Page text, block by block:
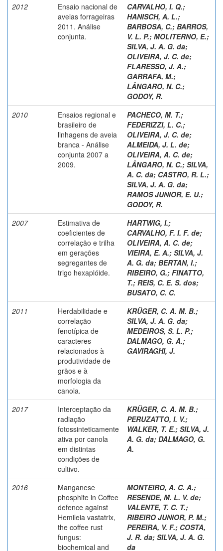
2012
Ensaio nacional de
aveias forrageiras
2011. Análise
conjunta.
CARVALHO, I. Q.;
HANISCH, A. L.;
BARBOSA, C.; BARROS,
V. L. P.; MOLITERNO, E.;
SILVA, J. A. G. da;
OLIVEIRA, J. C. de;
FLARESSO, J. A.;
GARRAFA, M.;
LÂNGARO, N. C.;
GODOY, R.
2010
Ensaios regional e
brasileiro de
linhagens de aveia
branca - Análise
conjunta 2007 a
2009.
PACHECO, M. T.;
FEDERIZZI, L. C.;
OLIVEIRA, J. C. de;
ALMEIDA, J. L. de;
OLIVEIRA, A. C. de;
LÂNGARO, N. C.; SILVA,
A. C. da; CASTRO, R. L.;
SILVA, J. A. G. da;
RAMOS JUNIOR, E. U.;
GODOY, R.
2007
Estimativa de
coeficientes de
correlação e trilha
em gerações
segregantes de
trigo hexaplóide.
HARTWIG, I.;
CARVALHO, F. I. F. de;
OLIVEIRA, A. C. de;
VIEIRA, E. A.; SILVA, J.
A. G. da; BERTAN, I.;
RIBEIRO, G.; FINATTO,
T.; REIS, C. E. S. dos;
BUSATO, C. C.
2011
Herdabilidade e
correlação
fenotípica de
caracteres
relacionados à
produtividade de
grãos e à
morfologia da
canola.
KRÜGER, C. A. M. B.;
SILVA, J. A. G. da;
MEDEIROS, S. L. P.;
DALMAGO, G. A.;
GAVIRAGHI, J.
2017
Interceptação da
radiação
fotossinteticamente
ativa por canola
em distintas
condições de
cultivo.
KRÜGER, C. A. M. B.;
PERUZATTO, I. V.;
WALKER, T. E.; SILVA, J.
A. G. da; DALMAGO, G.
A.
2016
Manganese
phosphite in Coffee
defence against
Hemileia vastatrix,
the coffee rust
fungus:
biochemical and
MONTEIRO, A. C. A.;
RESENDE, M. L. V. de;
VALENTE, T. C. T.;
RIBEIRO JUNIOR, P. M.;
PEREIRA, V. F.; COSTA,
J. R. da; SILVA, J. A. G.
da